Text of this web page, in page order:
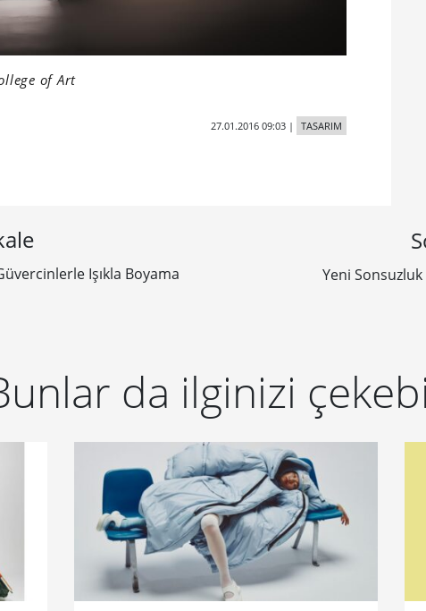
of Art
27.01.2016 09:03| TASARIM
Işıkla Boyama
Yeni
da ilginizi